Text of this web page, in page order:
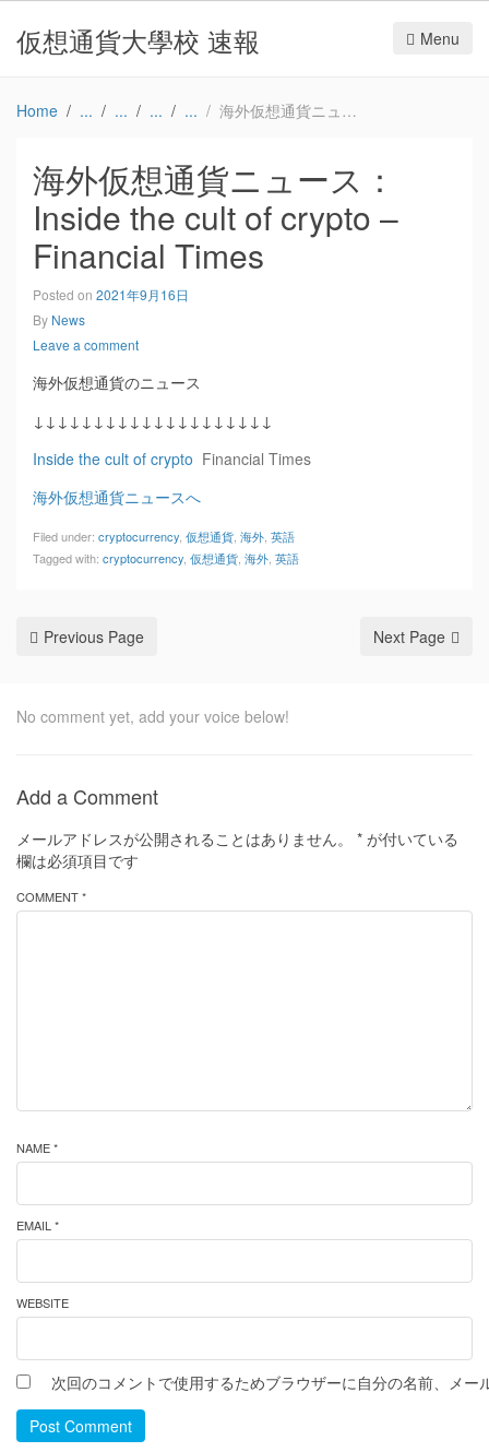
仮想通貨大學校 速報 Menu
Home 海外仮想通貨ニュース：Inside the cult of crypto – Financial Times
海外仮想通貨ニュース：
Inside the cult of crypto –
Financial Times
Posted on 2021年9月16日
By News
Leave a comment
海外仮想通貨のニュース
↓↓↓↓↓↓↓↓↓↓↓↓↓↓↓↓↓↓↓↓
Inside the cult of crypto Financial Times
海外仮想通貨ニュースへ
Filed under: cryptocurrency 仮想通貨 海外 英語
Tagged with: cryptocurrency 仮想通貨 海外 英語
Previous Page Next Page
No comment yet, add your voice below!
Add a Comment
メールアドレスが公開されることはありません。 * が付いている
欄は必須項目です
COMMENT *
NAME *
EMAIL *
WEBSITE
次回のコメントで使用するためブラウザーに自分の名前、メー
Post Comment